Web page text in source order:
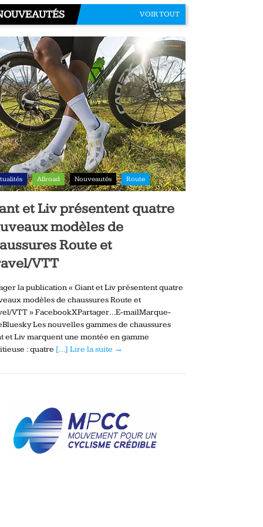
VOIR TOUT
Allroad Nouveautés Route
et Liv présentent quatre
modèles de
Route et
VTT
la publication « Giant et Liv présentent quatre
modèles de chaussures Route et
VTT » FacebookXPartager…E-mailMarque-
Les nouvelles gammes de chaussures
et Liv marquent une montée en gamme
: quatre […] Lire la suite →